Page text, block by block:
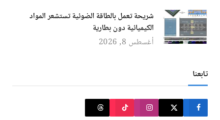
شريحة تعمل بالطاقة الضوئية تستشعر المواد
الكيميائية دون بطارية
أغسطس 8, 2026
تابعنا